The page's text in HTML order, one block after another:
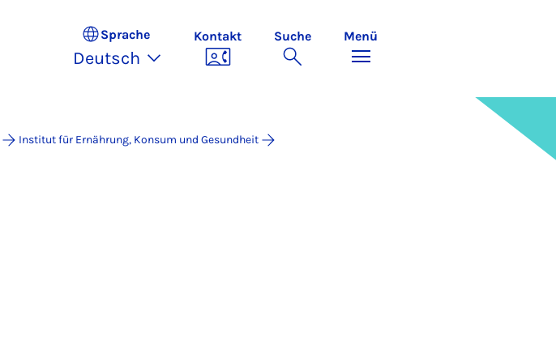
Sprache
Deutsch
Kontakt Suche Menü
Institut für Ernährung, Konsum und Gesundheit